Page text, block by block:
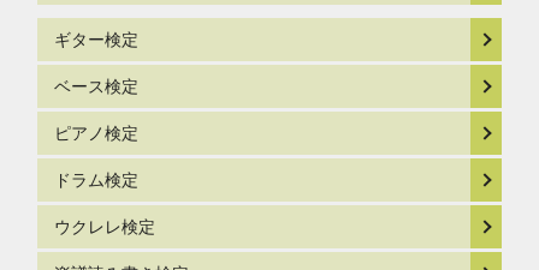
ギター検定
ベース検定
ピアノ検定
ドラム検定
ウクレレ検定